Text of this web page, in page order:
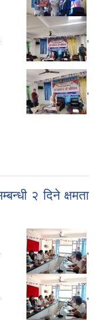
,
,
२ दिने क्षमता
,
,